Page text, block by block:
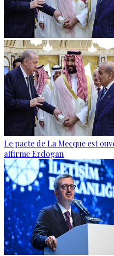
Le pacte de La Mecque est
affirme Erdogan